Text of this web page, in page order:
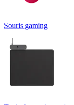
Souris gaming